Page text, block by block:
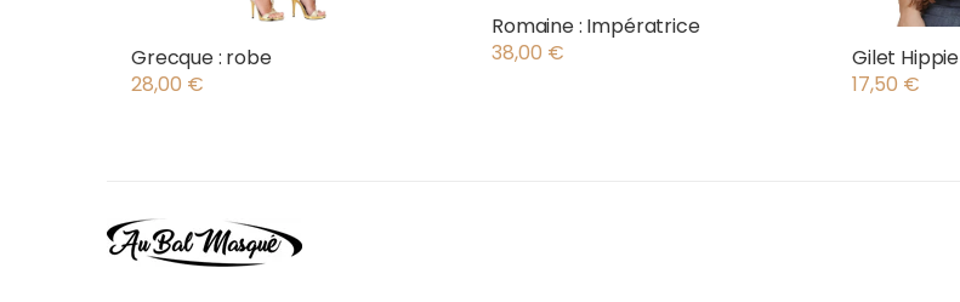
Grecque : robe
28,00 €
Romaine : Impératrice
38,00 €
Gilet Hippie
17,50 €